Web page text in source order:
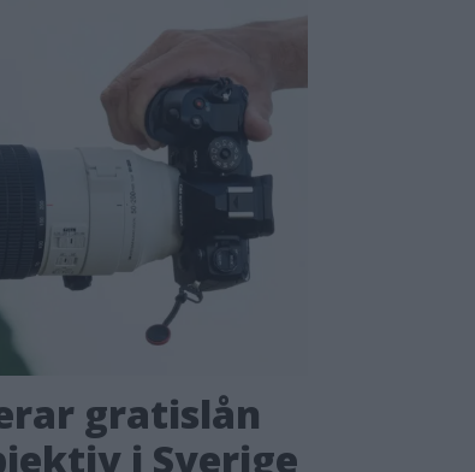
gratislån
i Sverige